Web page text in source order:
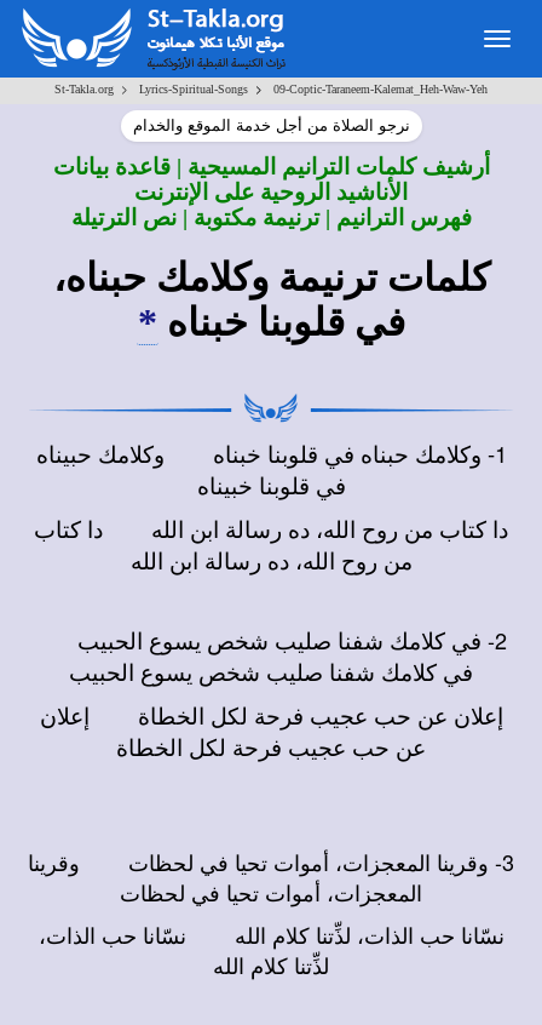
St-Takla.org > Lyrics-Spiritual-Songs > 09-Coptic-Taraneem-Kalemat_Heh-Waw-Yeh
نرجو الصلاة من أجل خدمة الموقع والخدام
أرشيف كلمات الترانيم المسيحية | قاعدة بيانات
الأناشيد الروحية على الإنترنت
فهرس الترانيم | ترنيمة مكتوبة | نص الترتيلة
كلمات ترنيمة وكلامك حبناه،
في قلوبنا خبناه *
1- وكلامك حبناه في قلوبنا خبناه وكلامك حبيناه
في قلوبنا خبيناه
دا كتاب من روح الله، ده رسالة ابن الله دا كتاب
من روح الله، ده رسالة ابن الله
2- في كلامك شفنا صليب شخص يسوع الحبيب
في كلامك شفنا صليب شخص يسوع الحبيب
إعلان عن حب عجيب فرحة لكل الخطاة إعلان
عن حب عجيب فرحة لكل الخطاة
3- وقرينا المعجزات، أموات تحيا في لحظات وقرينا
المعجزات، أموات تحيا في لحظات
نسّانا حب الذات، لذِّتنا كلام الله نسّانا حب الذات،
لذِّتنا كلام الله